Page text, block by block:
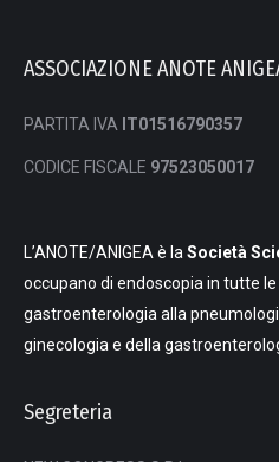
ASSOCIAZIONE ANOTE
PARTITA IVA IT01516790357
CODICE FISCALE 97523050017
L’ANOTE/ANIGEA è la Società
occupano di endoscopia in tutte
gastroenterologia alla
ginecologia e della
Segreteria